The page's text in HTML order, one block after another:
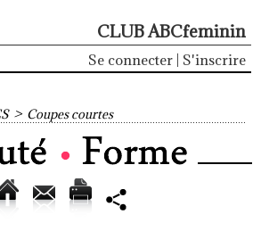
CLUB ABCfeminin
Se connecter S'inscrire
> Coupes courtes